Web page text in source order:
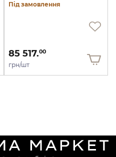
Під замовлення
85 517.00
грн/шт